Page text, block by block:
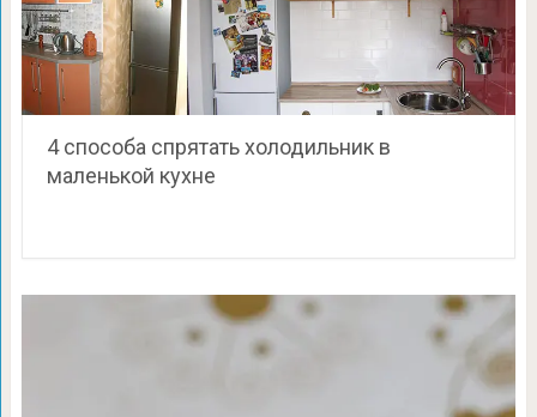
4 способа спрятать холодильник в
маленькой кухне